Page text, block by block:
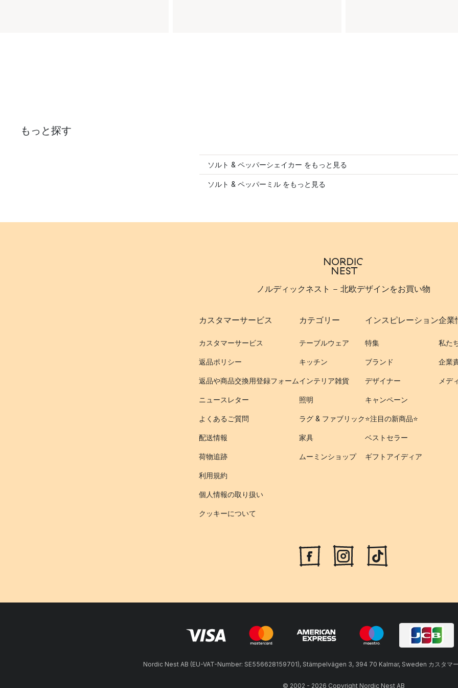
もっと探す
ソルト & ペッパーシェイカー をもっと見る
ソルト & ペッパーミル をもっと見る
ノルディックネスト - 北欧デザインをお買い物
カスタマーサービス
カスタマーサービス
返品ポリシー
返品や商品交換用登録フォーム
ニュースレター
よくあるご質問
配送情報
荷物追跡
利用規約
個人情報の取り扱い
クッキーについて
カテゴリー
テーブルウェア
キッチン
インテリア雑貨
照明
ラグ & ファブリック
家具
ムーミンショップ
インスピレーション
特集
ブランド
デザイナー
キャンペーン
⭐️注目の新商品⭐️
ベストセラー
ギフトアイディア
企業
私た
企業
メデ
Nordic Nest AB (EU-VAT-Number: SE556628159701), Stämpelvägen 3, 394 70 Kalmar, Sweden カスタマ
© 2002 - 2026 Copyright Nordic Nest AB